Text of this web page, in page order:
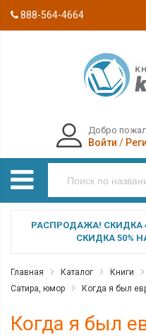
888-564-4664
Добро
Войти /
РАСПРОДАЖА! СКИДКА
СКИДКА 50%
Главная Каталог Книги
Сатира, юмор
Когда я был
Когда я был